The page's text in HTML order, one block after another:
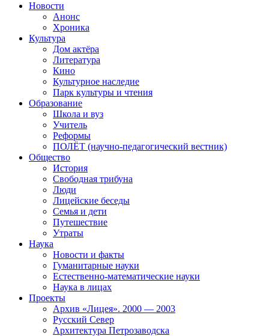
Новости
Анонс
Хроника
Культура
Дом актёра
Литература
Кино
Культурное наследие
Парк культуры и чтения
Образование
Школа и вуз
Учитель
Реформы
ПОЛЁТ (научно-педагогический вестник)
Общество
История
Свободная трибуна
Люди
Лицейские беседы
Семья и дети
Путешествие
Утраты
Наука
Новости и факты
Гуманитарные науки
Естественно-математические науки
Наука в лицах
Проекты
Архив «Лицея». 2000 — 2003
Русский Север
Архитектура Петрозаводска